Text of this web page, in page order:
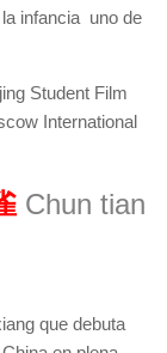
infancia uno de
Student Film
International
Chun tian
que debuta